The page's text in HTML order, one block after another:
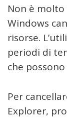
Non è
Windows
risorse.
periodi di
che
Per
Explorer,